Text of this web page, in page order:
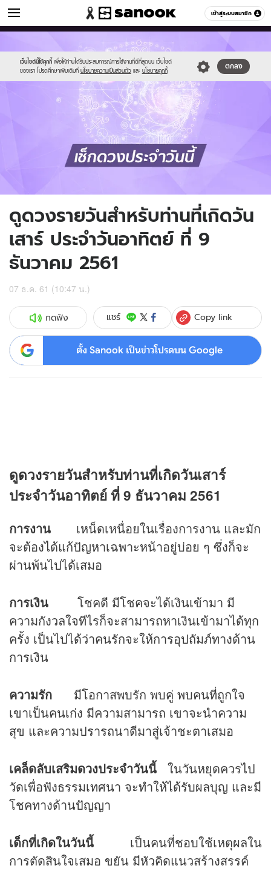
เข้าสู่ระบบสมาชิก
ดูดวง หมวดอื่นๆ
เว็บไซต์นี้ใช้คุกกี้ เพื่อให้ท่านได้รับประสบการณ์การใช้งานที่ดีที่สุดบน เว็บไซต์
ของเรา โปรดศึกษาเพิ่มเติมที่ นโยบายความเป็นส่วนตัว และ นโยบายคุกกี้
ตกลง
//s.isanook.com/sr/0/images/logo-
new-
sanook.png
//s.isanook.com/ho/0/ud/fxd/day/daily_saturday.png
ดูดวงรายวันสำหรับท่านที่เกิดวัน
เสาร์ ประจำวันอาทิตย์ ที่ 9
ธันวาคม 2561
07 ธ.ค. 61 (10:47 น.)
กดฟัง แชร์ Copy link
ตั้ง Sanook เป็นข่าวโปรดบน Google
ดูดวงรายวันสำหรับท่านที่เกิดวันเสาร์
ประจำวันอาทิตย์ ที่ 9 ธันวาคม 2561
การงาน เหน็ดเหนื่อยในเรื่องการงาน และมัก
จะต้องได้แก้ปัญหาเฉพาะหน้าอยู่บ่อย ๆ ซึ่งก็จะ
ผ่านพ้นไปได้เสมอ
การเงิน โชคดี มีโชคจะได้เงินเข้ามา มี
ความกังวลใจทีไรก็จะสามารถหาเงินเข้ามาได้ทุก
ครั้ง เป็นไปได้ว่าคนรักจะให้การอุปถัมภ์ทางด้าน
การเงิน
ความรัก มีโอกาสพบรัก พบคู่ พบคนที่ถูกใจ
เขาเป็นคนเก่ง มีความสามารถ เขาจะนำความ
สุข และความปรารถนาดีมาสู่เจ้าชะตาเสมอ
เคล็ดลับเสริมดวงประจำวันนี้ ในวันหยุดควรไป
วัดเพื่อฟังธรรมเทศนา จะทำให้ได้รับผลบุญ และมี
โชคทางด้านปัญญา
เด็กที่เกิดในวันนี้ เป็นคนที่ชอบใช้เหตุผลใน
การตัดสินใจเสมอ ขยัน มีหัวคิดแนวสร้างสรรค์